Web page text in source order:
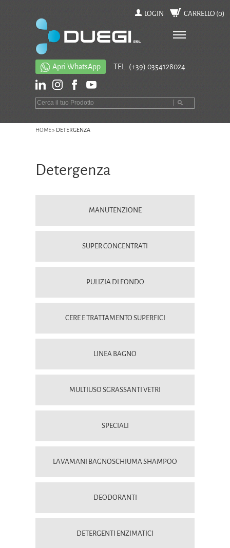
LOGIN CARRELLO (0)
Apri WhatsApp TEL. (+39) 0354128024
HOME» DETERGENZA
Detergenza
MANUTENZIONE
SUPER CONCENTRATI
PULIZIA DI FONDO
CERE E TRATTAMENTO SUPERFICI
LINEA BAGNO
MULTIUSO SGRASSANTI VETRI
SPECIALI
LAVAMANI BAGNOSCHIUMA SHAMPOO
DEODORANTI
DETERGENTI ENZIMATICI